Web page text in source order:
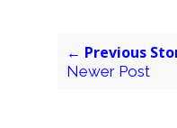
← Previous
Newer Post